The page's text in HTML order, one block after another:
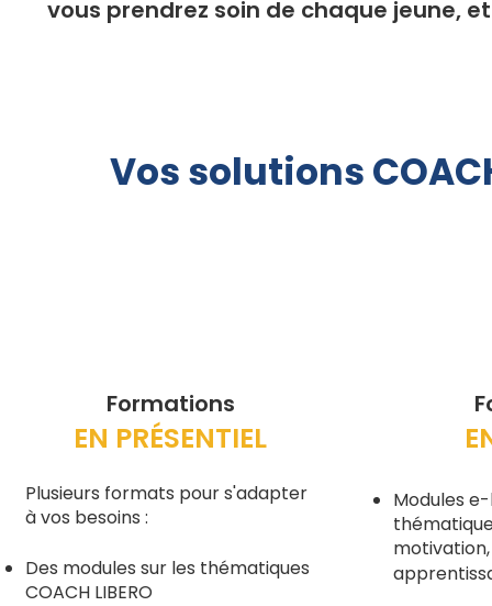
vous prendrez soin de chaque jeune,
Vos solutions
Formations
EN PRÉSENTIEL
Plusieurs formats pour s'adapter
à vos besoins :
Des modules sur les thématiques
COACH LIBERO
Modules